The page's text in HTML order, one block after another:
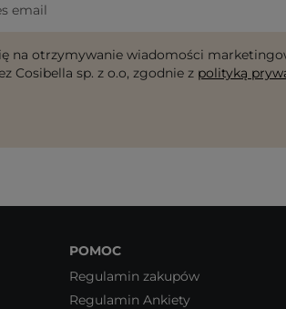
email
na otrzymywanie wiadomości
Cosibella sp. z o.o, zgodnie z polityką
POMOC
Regulamin zakupów
Regulamin Ankiety